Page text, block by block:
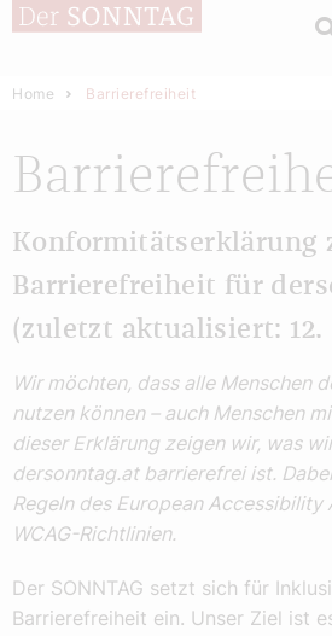
Home Barrierefreiheit
Konformitätserklärung
Barrierefreiheit für
(zuletzt aktualisiert: 12.
Wir möchten, dass alle Menschen
nutzen können – auch Menschen
dieser Erklärung zeigen wir, was
dersonntag.at barrierefrei ist.
Regeln des European Accessibility
WCAG-Richtlinien.
Der SONNTAG setzt sich für
Barrierefreiheit ein. Unser Ziel ist